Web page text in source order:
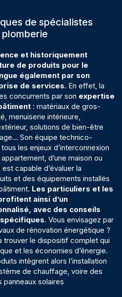
de spécialistes
et historiquement
de produits pour le
également par son
de services. En effet, la
concurrents par son expertise
: matériaux de gros-
menuiserie intérieure
, solutions de bien-être
Son équipe technico-
les enjeux d’interconnexion
d’une maison ou
capable d’évaluer la
et des équipements installés
Les particuliers et les
ainsi d’un
avec des conseils
. Vous envisagez par
de rénovation énergétique ?
trouver le dispositif complet qui
et les économies d’énergie.
intègrent alors l’installation
de chauffage , voire des
panneaux solaires